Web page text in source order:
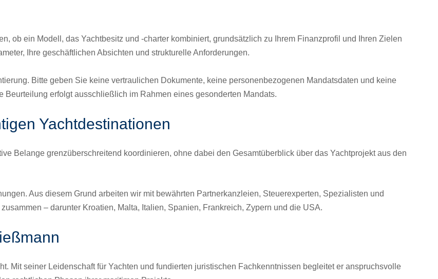
ob ein Modell, das Yachtbesitz und -charter kombiniert, grundsätzlich zu Ihrem Finanzprofil und Ihren Zielen
Ihre geschäftlichen Absichten und strukturelle Anforderungen.
Bitte geben Sie keine vertraulichen Dokumente, keine personenbezogenen Mandatsdaten und keine
erfolgt ausschließlich im Rahmen eines gesonderten Mandats.
Yachtdestinationen
Belange grenzüberschreitend koordinieren, ohne dabei den Gesamtüberblick über das Yachtprojekt aus den
Aus diesem Grund arbeiten wir mit bewährten Partnerkanzleien, Steuerexperten, Spezialisten und
– darunter Kroatien, Malta, Italien, Spanien, Frankreich, Zypern und die USA.
Mit seiner Leidenschaft für Yachten und fundierten juristischen Fachkenntnissen begleitet er anspruchsvolle